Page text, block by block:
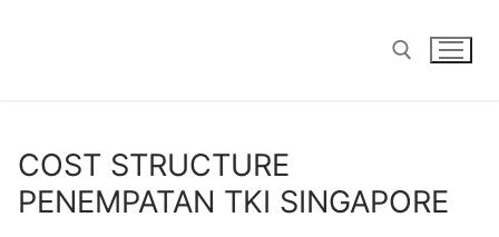
COST STRUCTURE
PENEMPATAN TKI SINGAPORE